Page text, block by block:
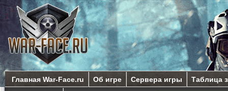
Главная War-Face.ru Об игре Сервера игры
Таблица